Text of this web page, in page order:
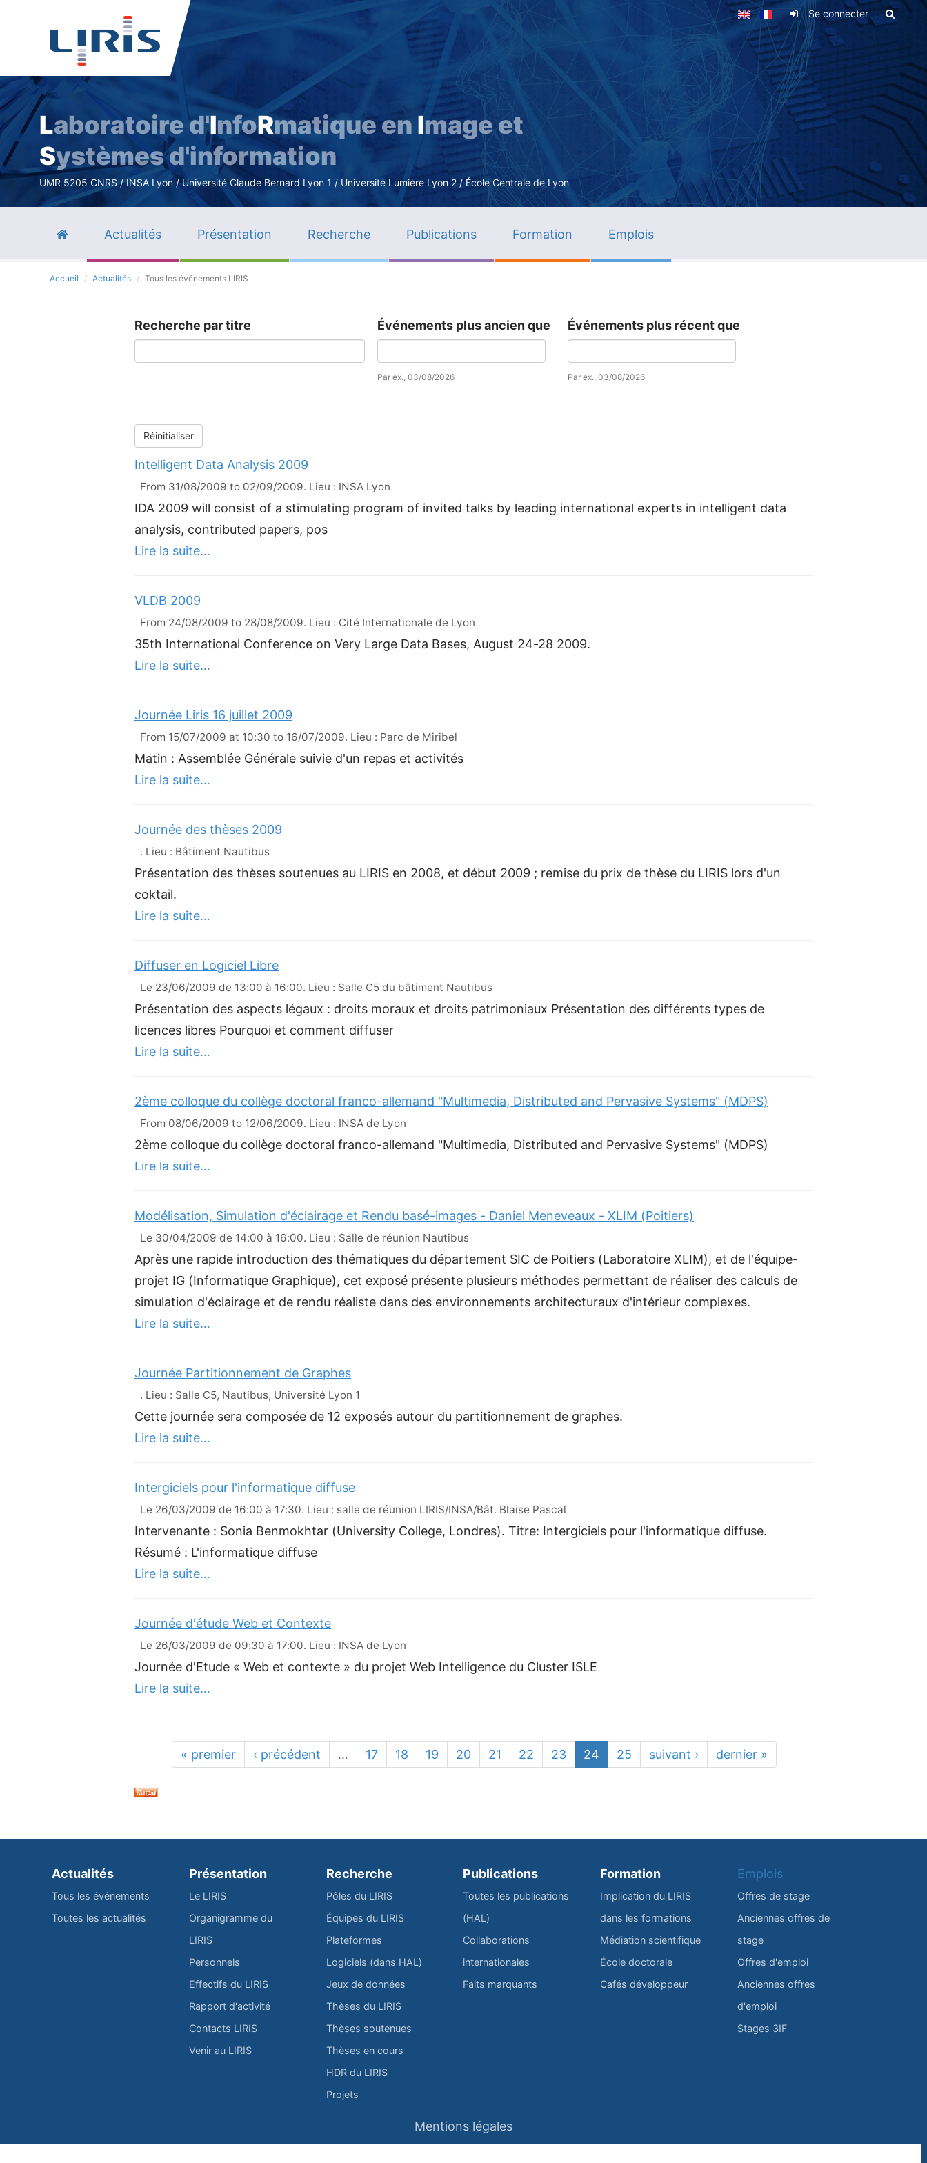
contenu
principal
Se connecter
Laboratoire d'InfoRmatique en Image et
Systèmes d'information
UMR 5205 CNRS / INSA Lyon / Université Claude Bernard Lyon 1 / Université Lumière Lyon 2 / École Centrale de Lyon
Actualités Présentation Recherche Publications Formation Emplois
Accueil Actualités Tous les événements LIRIS
Recherche par titre Événements plus ancien que
Date
Par ex., 03/08/2026
Événements plus récent que
Date
Par ex., 03/08/2026
Réinitialiser
Intelligent Data Analysis 2009
From 31/08/2009 to 02/09/2009. Lieu : INSA Lyon
IDA 2009 will consist of a stimulating program of invited talks by leading international experts in intelligent data
analysis, contributed papers, pos
Lire la suite…
VLDB 2009
From 24/08/2009 to 28/08/2009. Lieu : Cité Internationale de Lyon
35th International Conference on Very Large Data Bases, August 24-28 2009.
Lire la suite…
Journée Liris 16 juillet 2009
From 15/07/2009 at 10:30 to 16/07/2009. Lieu : Parc de Miribel
Matin : Assemblée Générale suivie d'un repas et activités
Lire la suite…
Journée des thèses 2009
. Lieu : Bâtiment Nautibus
Présentation des thèses soutenues au LIRIS en 2008, et début 2009 ; remise du prix de thèse du LIRIS lors d'un
coktail.
Lire la suite…
Diffuser en Logiciel Libre
Le 23/06/2009 de 13:00 à 16:00. Lieu : Salle C5 du bâtiment Nautibus
Présentation des aspects légaux : droits moraux et droits patrimoniaux Présentation des différents types de
licences libres Pourquoi et comment diffuser
Lire la suite…
2ème colloque du collège doctoral franco-allemand "Multimedia, Distributed and Pervasive Systems" (MDPS)
From 08/06/2009 to 12/06/2009. Lieu : INSA de Lyon
2ème colloque du collège doctoral franco-allemand "Multimedia, Distributed and Pervasive Systems" (MDPS)
Lire la suite…
Modélisation, Simulation d'éclairage et Rendu basé-images - Daniel Meneveaux - XLIM (Poitiers)
Le 30/04/2009 de 14:00 à 16:00. Lieu : Salle de réunion Nautibus
Après une rapide introduction des thématiques du département SIC de Poitiers (Laboratoire XLIM), et de l'équipe-
projet IG (Informatique Graphique), cet exposé présente plusieurs méthodes permettant de réaliser des calculs de
simulation d'éclairage et de rendu réaliste dans des environnements architecturaux d'intérieur complexes.
Lire la suite…
Journée Partitionnement de Graphes
. Lieu : Salle C5, Nautibus, Université Lyon 1
Cette journée sera composée de 12 exposés autour du partitionnement de graphes.
Lire la suite…
Intergiciels pour l'informatique diffuse
Le 26/03/2009 de 16:00 à 17:30. Lieu : salle de réunion LIRIS/INSA/Bât. Blaise Pascal
Intervenante : Sonia Benmokhtar (University College, Londres). Titre: Intergiciels pour l'informatique diffuse.
Résumé : L'informatique diffuse
Lire la suite…
Journée d'étude Web et Contexte
Le 26/03/2009 de 09:30 à 17:00. Lieu : INSA de Lyon
Journée d'Etude « Web et contexte » du projet Web Intelligence du Cluster ISLE
Lire la suite…
« premier ‹ précédent … 17 18 19 20 21 22 23 24 25 suivant › dernier »
Actualités
Tous les événements
Toutes les actualités
Présentation
Le LIRIS
Organigramme du
LIRIS
Personnels
Effectifs du LIRIS
Rapport d'activité
Contacts LIRIS
Venir au LIRIS
Recherche
Pôles du LIRIS
Équipes du LIRIS
Plateformes
Logiciels (dans HAL)
Jeux de données
Thèses du LIRIS
Thèses soutenues
Thèses en cours
HDR du LIRIS
Projets
Publications
Toutes les publications
(HAL)
Collaborations
internationales
Faits marquants
Formation
Implication du LIRIS
dans les formations
Médiation scientifique
École doctorale
Cafés développeur
Emplois
Offres de stage
Anciennes offres de
stage
Offres d'emploi
Anciennes offres
d'emploi
Stages 3IF
Mentions légales